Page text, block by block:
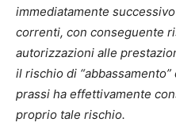
immediatamente
correnti, con conseguente
autorizzazioni alle
il rischio di
prassi ha effettivamente
proprio tale rischio.